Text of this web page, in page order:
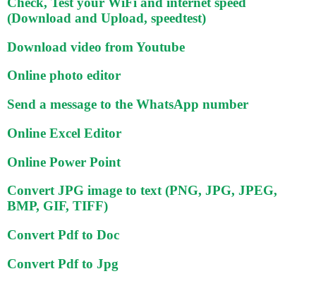
(Download and Upload, speedtest)
Download video from Youtube
Online photo editor
Send a message to the WhatsApp number
Online Excel Editor
Online Power Point
Convert JPG image to text (PNG, JPG, JPEG,
BMP, GIF, TIFF)
Convert Pdf to Doc
Convert Pdf to Jpg